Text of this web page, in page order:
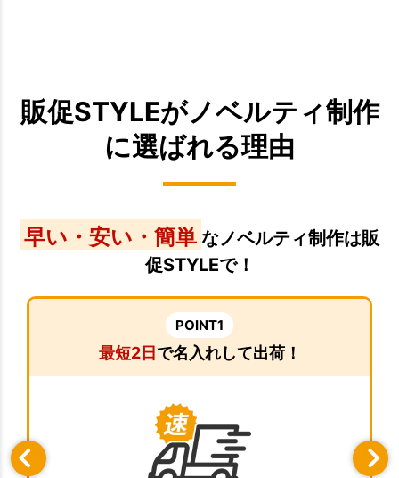
販促STYLEがノベルティ制作
に選ばれる理由
早い・安い・簡単 なノベルティ制作は販
促STYLEで！
POINT1
最短2日で名入れして出荷！